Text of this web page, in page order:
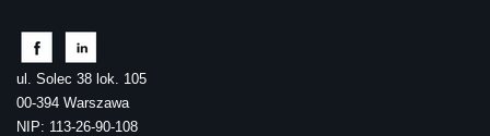
ul. Solec 38 lok. 105
00-394 Warszawa
NIP: 113-26-90-108